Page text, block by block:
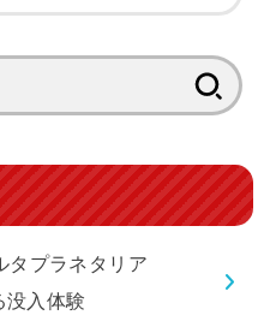
:
タプラネタリア
没入体験